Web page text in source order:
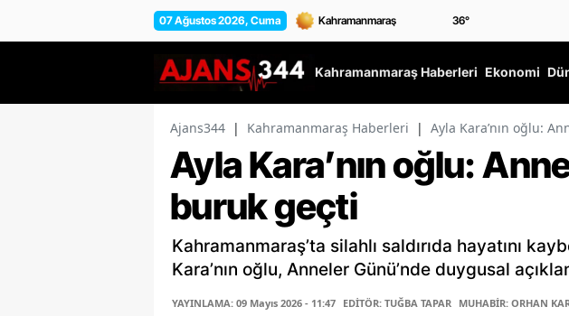
07 Ağustos 2026, Cuma 36°
Kahramanmaraş Haberleri Ekonomi
Ajans344 | Kahramanmaraş Haberleri | Ayla Kara’nın oğlu:
Ayla Kara’nın oğlu:
buruk geçti
Kahramanmaraş’ta silahlı saldırıda hayatını
Kara’nın oğlu, Anneler Günü’nde duygusal
YAYINLAMA: 09 Mayıs 2026 - 11:47 EDİTÖR: TUĞBA TAPAR MUHABİR: ORHAN